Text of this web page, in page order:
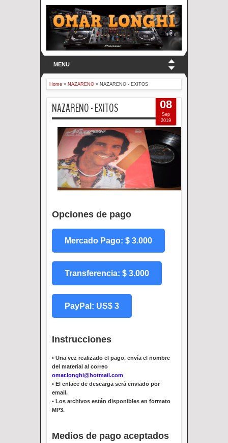
MENU
Home » NAZARENO » NAZARENO - EXITOS
NAZARENO - EXITOS
Opciones de pago
Mercado Pago: $ 3.000
Transferencia: $ 3.000
PayPal: US$ 3
Instrucciones
• Una vez realizado el pago, envía el nombre
del material al correo
omar.longhi@hotmail.com
• El enlace de descarga será enviado por
email.
• Los archivos están disponibles en formato
MP3.
Medios de pago aceptados
08
Sep
2019